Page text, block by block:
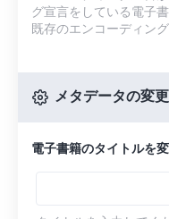
グ宣言をしている電子
既存のエンコーディン
メタデータの変更
電子書籍のタイトルを